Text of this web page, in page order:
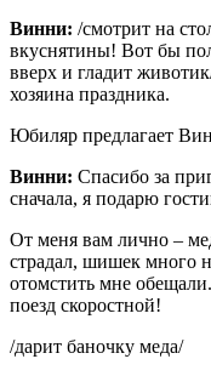
Винни: /смотрит на
вкуснятины! Вот бы
вверх и гладит
хозяина праздника.
Юбиляр предлагает
Винни: Спасибо за
сначала, я подарю
От меня вам лично –
страдал, шишек много
отомстить мне
поезд скоростной!
/дарит баночку меда/